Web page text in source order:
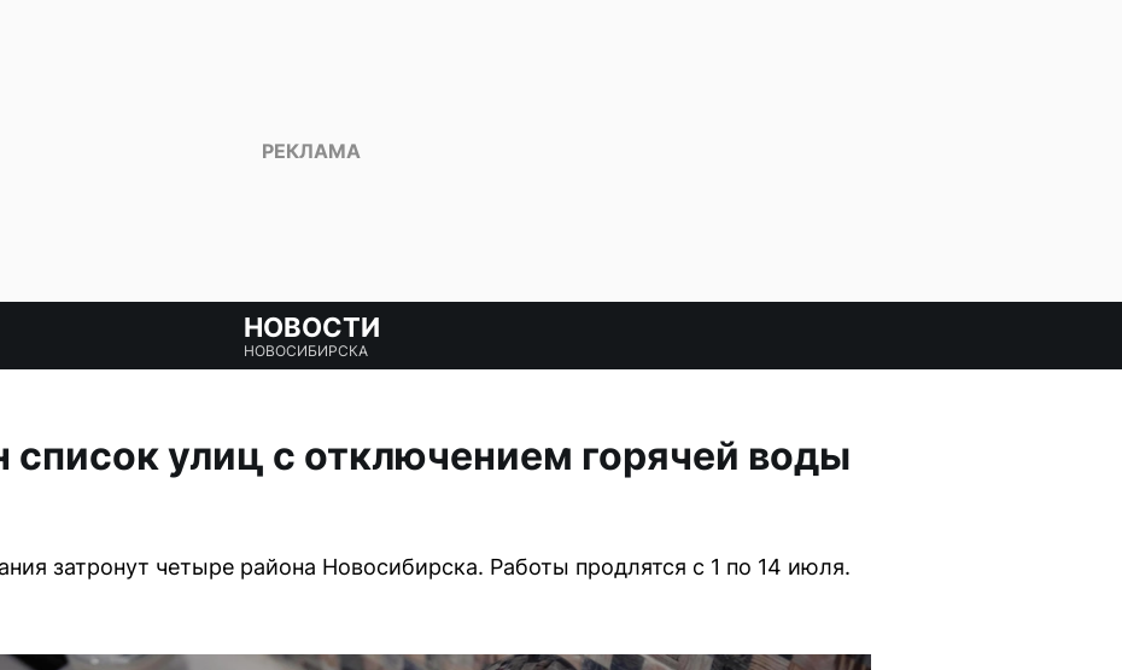
НОВОСТИ
НОВОСИБИРСКА
список улиц с отключением горячей воды
затронут четыре района Новосибирска. Работы продлятся с 1 по 14 июля.